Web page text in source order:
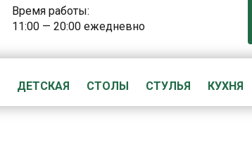
Время работы:
11:00 — 20:00 ежедневно
ДЕТСКАЯ СТОЛЫ СТУЛЬЯ КУХНЯ